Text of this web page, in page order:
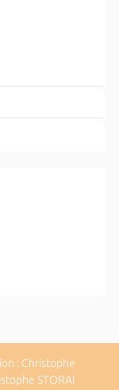
: Christophe
STORAI